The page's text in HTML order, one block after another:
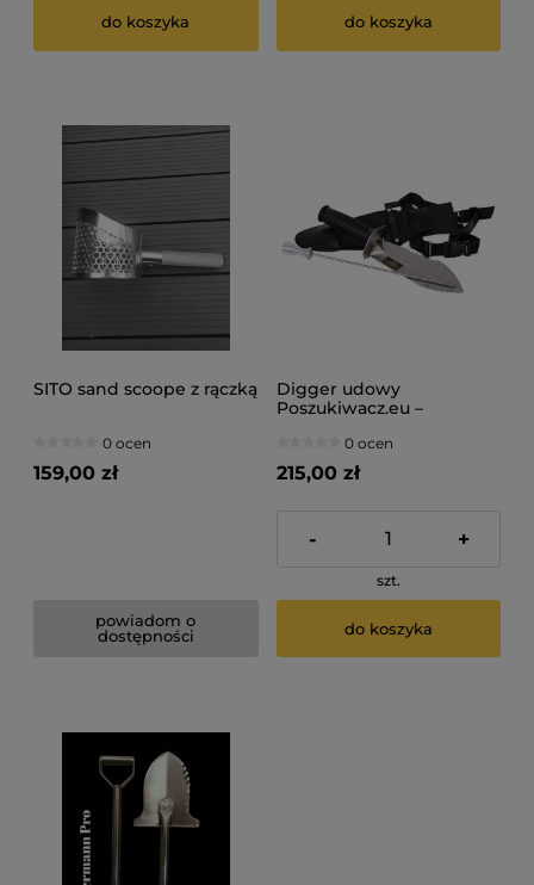
do koszyka do koszyka
SITO sand scoope z rączką
0 ocen
159,00 zł
powiadom o
dostępności
Digger udowy
Poszukiwacz.eu –
wykrywacza metali +
kabura i szpikulec
0 ocen
215,00 zł
- +
szt.
do koszyka